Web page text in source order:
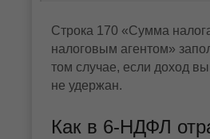
Строка 170 «Сумма
налоговым агентом»
том случае, если доход
не удержан.
Как в 6-НДФЛ